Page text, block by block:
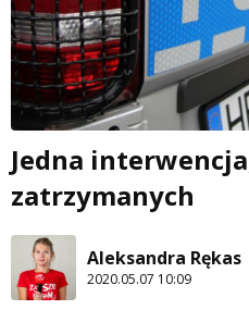
Jedna
zatrzymanych
Aleksandra Rękas
2020.05.07 10:09